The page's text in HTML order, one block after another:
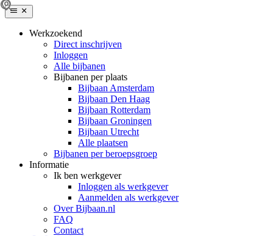
Werkzoekend
Direct inschrijven
Inloggen
Alle bijbanen
Bijbanen per plaats
Bijbaan Amsterdam
Bijbaan Den Haag
Bijbaan Rotterdam
Bijbaan Groningen
Bijbaan Utrecht
Alle plaatsen
Bijbanen per beroepsgroep
Informatie
Ik ben werkgever
Inloggen als werkgever
Aanmelden als werkgever
Over Bijbaan.nl
FAQ
Contact